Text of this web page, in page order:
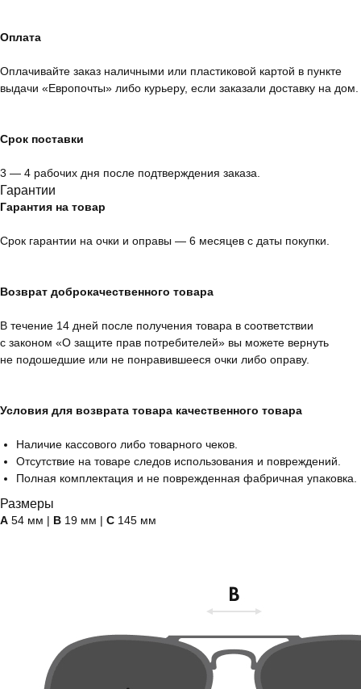
Оплата
Оплачивайте заказ наличными или пластиковой картой в пункте
выдачи «Европочты» либо курьеру, если заказали доставку на дом.
Срок поставки
3 — 4 рабочих дня после подтверждения заказа.
Гарантии
Гарантия на товар
Срок гарантии на очки и оправы — 6 месяцев с даты покупки.
Возврат доброкачественного товара
В течение 14 дней после получения товара в соответствии
с законом «О защите прав потребителей» вы можете вернуть
не подошедшие или не понравившееся очки либо оправу.
Условия для возврата товара качественного товара
Наличие кассового либо товарного чеков.
Отсутствие на товаре следов использования и повреждений.
Полная комплектация и не поврежденная фабричная упаковка.
Размеры
А 54 мм | B 19 мм | C 145 мм